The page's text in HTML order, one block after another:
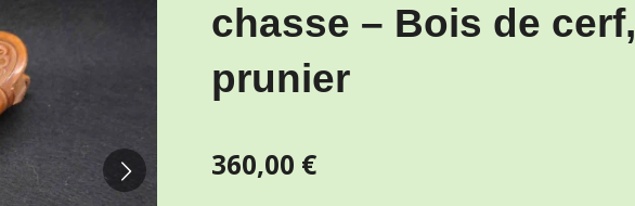
chasse – Bois de cerf,
prunier
360,00 €